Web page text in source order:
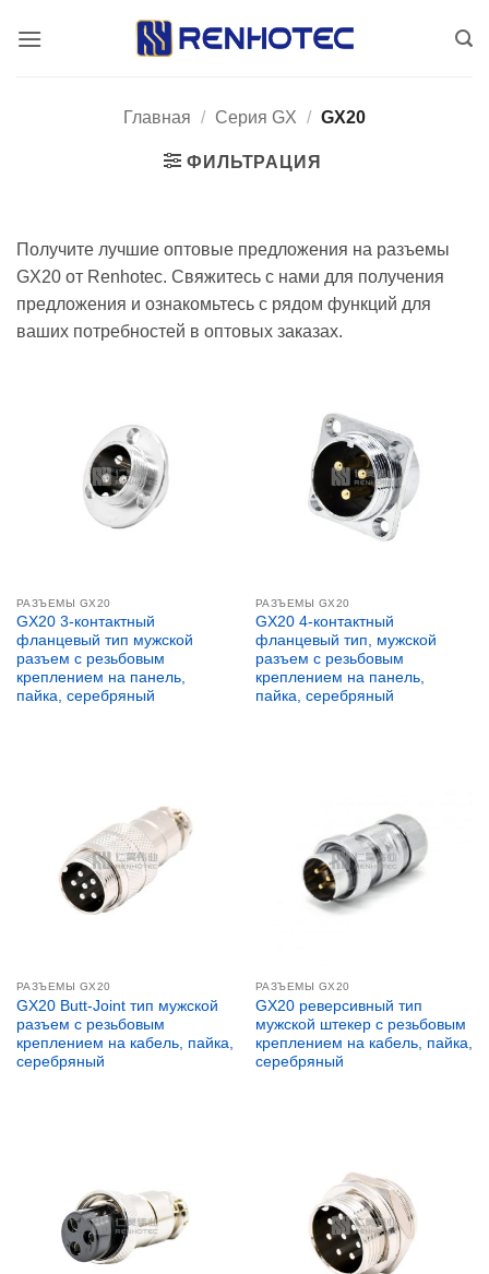
Главная / Серия GX / GX20
ФИЛЬТРАЦИЯ
Получите лучшие оптовые предложения на разъемы
GX20 от Renhotec. Свяжитесь с нами для получения
предложения и ознакомьтесь с рядом функций для
ваших потребностей в оптовых заказах.
РАЗЪЕМЫ GX20
GX20 3-контактный
фланцевый тип мужской
разъем с резьбовым
креплением на панель,
пайка, серебряный
РАЗЪЕМЫ GX20
GX20 4-контактный
фланцевый тип, мужской
разъем с резьбовым
креплением на панель,
пайка, серебряный
РАЗЪЕМЫ GX20
GX20 Butt-Joint тип мужской
разъем с резьбовым
креплением на кабель, пайка,
серебряный
РАЗЪЕМЫ GX20
GX20 реверсивный тип
мужской штекер с резьбовым
креплением на кабель, пайка,
серебряный